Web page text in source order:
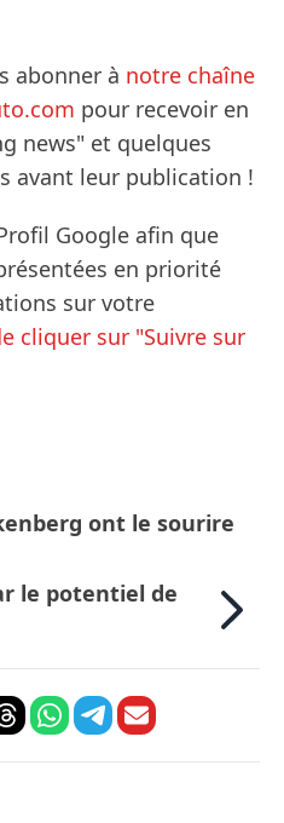
abonner à notre chaîne
pour recevoir en
news" et quelques
avant leur publication !
Google afin que
en priorité
sur votre
cliquer sur "Suivre sur
ont le sourire
le potentiel de